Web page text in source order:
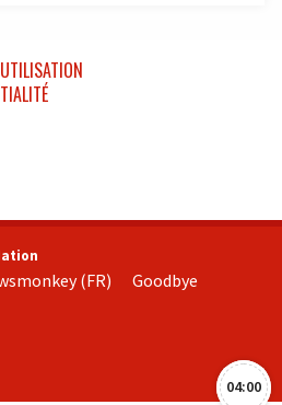
04:00
(FR) Goodbye